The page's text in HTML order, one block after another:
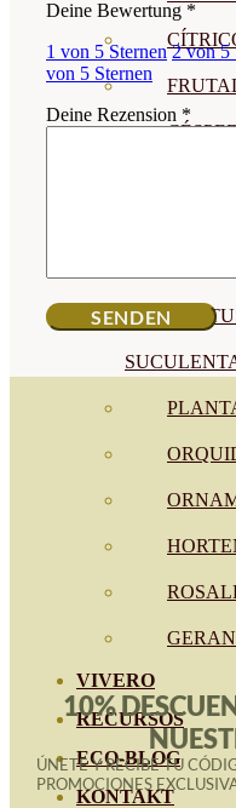
VIVERO
RECURSOS
ECO-BLOG
KONTAKT
Deine Bewertung *
1 von 5 Sternen 2 von 5
von 5 Sternen
Deine Rezension *
10%
ÚNETE Y RECIBE TU
PROMOCIONES